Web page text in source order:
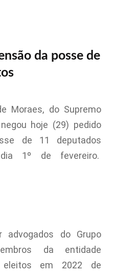
da posse de
Moraes, do Supremo
hoje (29) pedido
de 11 deputados
1º de fevereiro.
do Grupo
da entidade
eleitos em 2022 de